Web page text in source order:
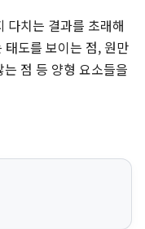
다치는 결과를 초래해
도를 보이는 점, 원만
점 등 양형 요소들을